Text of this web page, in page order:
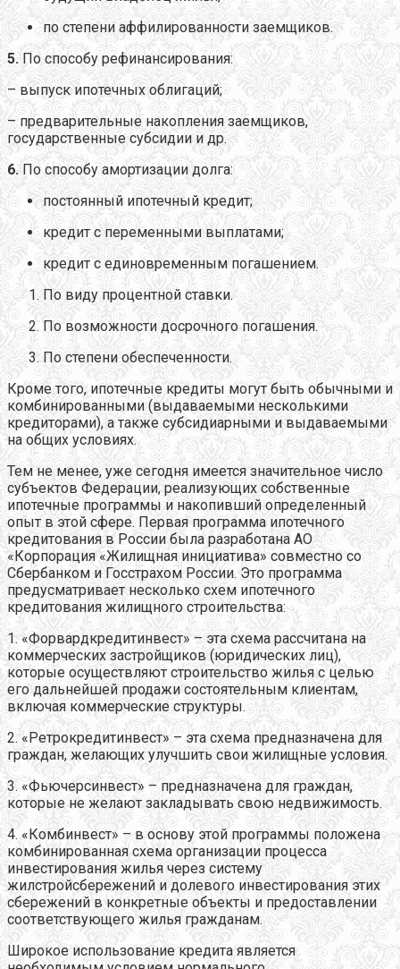
по степени аффилированности заемщиков.
5. По способу рефинансирования:
– выпуск ипотечных облигаций;
– предварительные накопления заемщиков,
государственные субсидии и др.
6. По способу амортизации долга:
постоянный ипотечный кредит;
кредит с переменными выплатами;
кредит с единовременным погашением.
По виду процентной ставки.
По возможности досрочного погашения.
По степени обеспеченности.
Кроме того, ипотечные кредиты могут быть обычными и
комбинированными (выдаваемыми несколькими
кредиторами), а также субсидиарными и выдаваемыми
на общих условиях.
Тем не менее, уже сегодня имеется значительное число
субъектов Федерации, реализующих собственные
ипотечные программы и накопивший определенный
опыт в этой сфере. Первая программа ипотечного
кредитования в России была разработана АО
«Корпорация «Жилищная инициатива» совместно со
Сбербанком и Госстрахом России. Это программа
предусматривает несколько схем ипотечного
кредитования жилищного строительства:
1. «Форвардкредитинвест» – эта схема рассчитана на
коммерческих застройщиков (юридических лиц),
которые осуществляют строительство жилья с целью
его дальнейшей продажи состоятельным клиентам,
включая коммерческие структуры.
2. «Ретрокредитинвест» – эта схема предназначена для
граждан, желающих улучшить свои жилищные условия.
3. «Фьючерсинвест» – предназначена для граждан,
которые не желают закладывать свою недвижимость.
4. «Комбинвест» – в основу этой программы положена
комбинированная схема организации процесса
инвестирования жилья через систему
жилстройсбережений и долевого инвестирования этих
сбережений в конкретные объекты и предоставлении
соответствующего жилья гражданам.
Широкое использование кредита является